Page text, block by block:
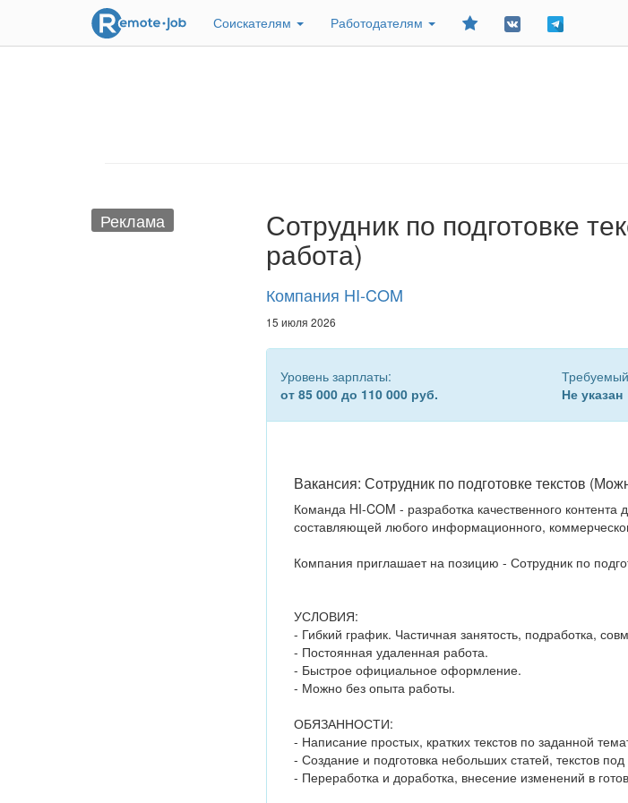
Соискателям Работодателям
Добавить
Реклама Сотрудник по подготовке
работа)
Компания HI-COM
15 июля 2026
Уровень зарплаты:
от 85 000 до 110 000 руб.
Не указан
Вакансия: Сотрудник по подготовке текстов
Команда HI-COM - разработка качественного
составляющей любого информационного,
Компания приглашает на позицию - Сотрудник по
УСЛОВИЯ:
- Гибкий график. Частичная занятость, подработка,
- Постоянная удаленная работа.
- Быстрое официальное оформление.
- Можно без опыта работы.
ОБЯЗАННОСТИ:
- Написание простых, кратких текстов по заданной
- Создание и подготовка небольших статей, текстов
- Переработка и доработка, внесение изменений в